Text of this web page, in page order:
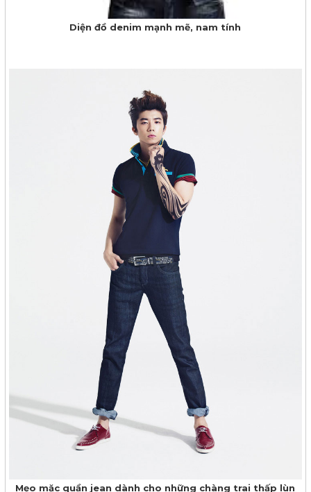
Diện đồ denim mạnh mẽ, nam tính
Mẹo mặc quần jean dành cho những chàng trai thấp lùn